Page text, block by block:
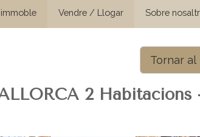
immoble Vendre / Llogar Sobre
Tornar
2 Habitacions